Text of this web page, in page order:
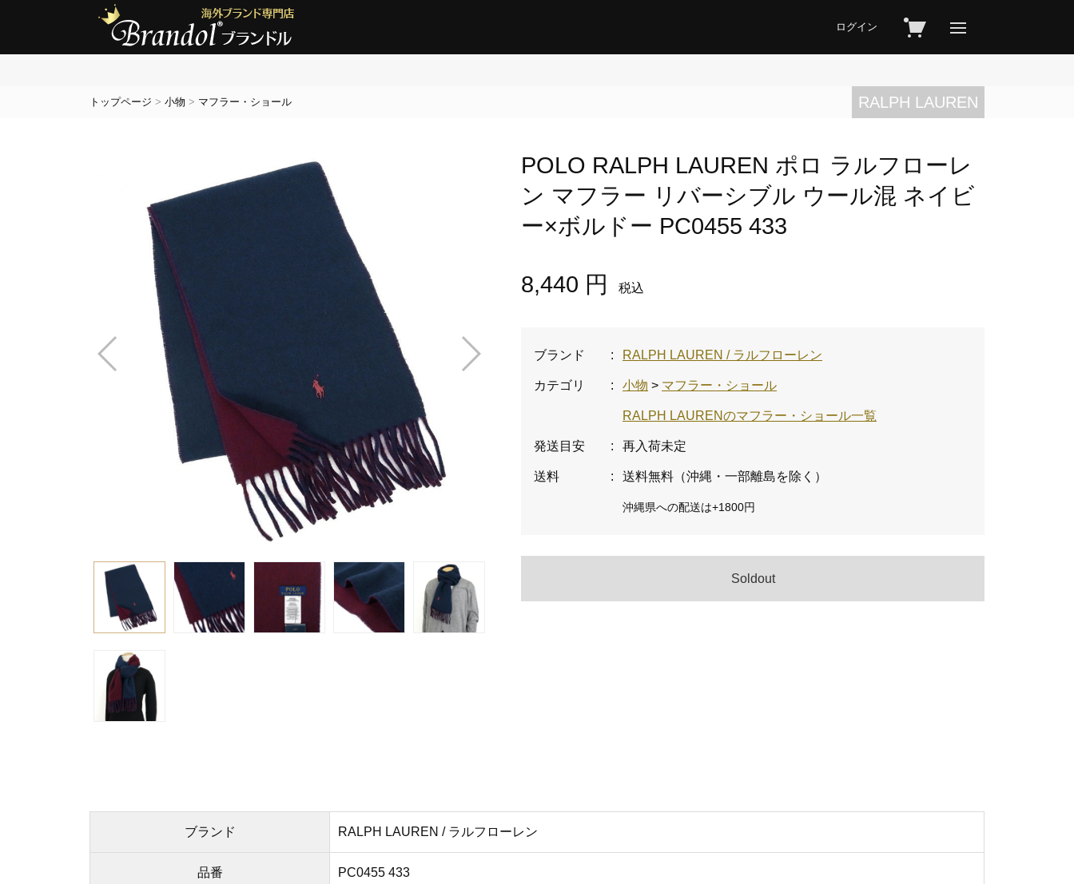
ログイン
トップページ > 小物 > マフラー・ショール RALPH LAUREN
POLO RALPH LAUREN ポロ ラルフローレ
ン マフラー リバーシブル ウール混 ネイビ
ー×ボルドー PC0455 433
8,440 円 税込
ブランド : RALPH LAUREN / ラルフローレン
カテゴリ : 小物 > マフラー・ショール
RALPH LAURENのマフラー・ショール一覧
発送目安 : 再入荷未定
送料 : 送料無料（沖縄・一部離島を除く）
沖縄県への配送は+1800円
Soldout
ブランド RALPH LAUREN / ラルフローレン
品番 PC0455 433